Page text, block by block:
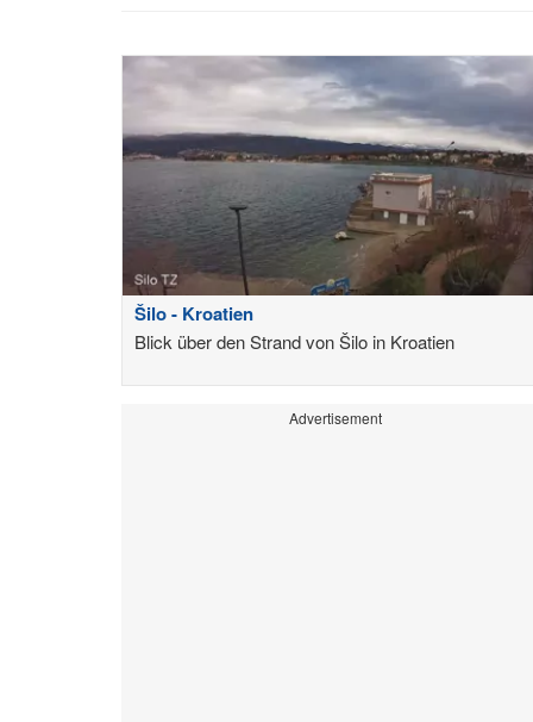
Šilo - Kroatien
Blick über den Strand von Šilo in Kroatien
Advertisement